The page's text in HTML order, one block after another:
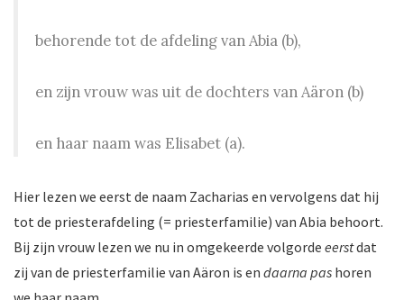
behorende tot de afdeling van Abia (b),
en zijn vrouw was uit de dochters van Aäron (b)
en haar naam was Elisabet (a).
Hier lezen we eerst de naam Zacharias en vervolgens dat hij
tot de priesterafdeling (= priesterfamilie) van Abia behoort.
Bij zijn vrouw lezen we nu in omgekeerde volgorde eerstdat
zij van de priesterfamilie van Aäron is en daarna pas horen